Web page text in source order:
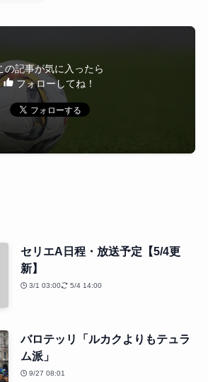
の記事が気に入ったら
フォローしてね！
セリエA日程・放送予定【5/4更
新】
3/1 03:00 5/4 14:00
バロテッリ「ルカクよりもテュラ
ム派」
9/27 08:01